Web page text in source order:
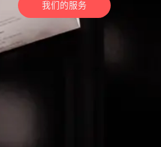
我们的服务